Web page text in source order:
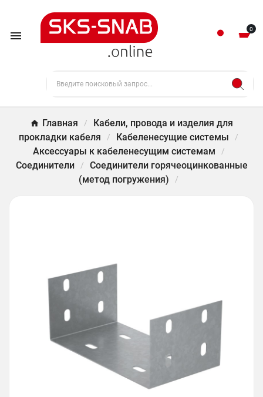
 0
Главная
Кабели, провода и изделия для
прокладки кабеля
Кабеленесущие системы
Аксессуары к кабеленесущим системам
Соединители
Соединители горячеоцинкованные
(метод погружения)